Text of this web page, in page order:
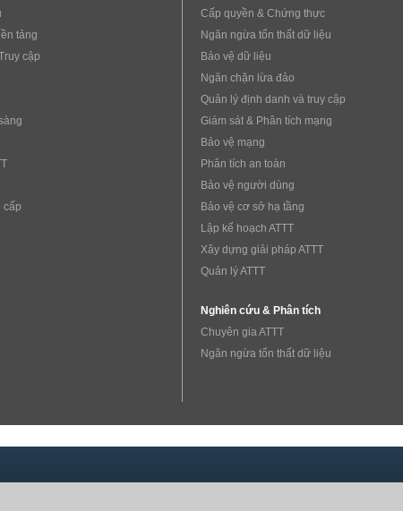
tảng
cập
cấp
Cấp quyền & Chứng thực
Ngăn ngừa tổn thất dữ liệu
Bảo vệ dữ liệu
Ngăn chặn lừa đảo
Quản lý định danh và truy cập
Giám sát & Phân tích mạng
Bảo vệ mạng
Phân tích an toàn
Bảo vệ người dùng
Bảo vệ cơ sở hạ tầng
Lập kế hoạch ATTT
Xây dựng giải pháp ATTT
Quản lý ATTT
Nghiên cứu & Phân tích
Chuyên gia ATTT
Ngăn ngừa tổn thất dữ liệu